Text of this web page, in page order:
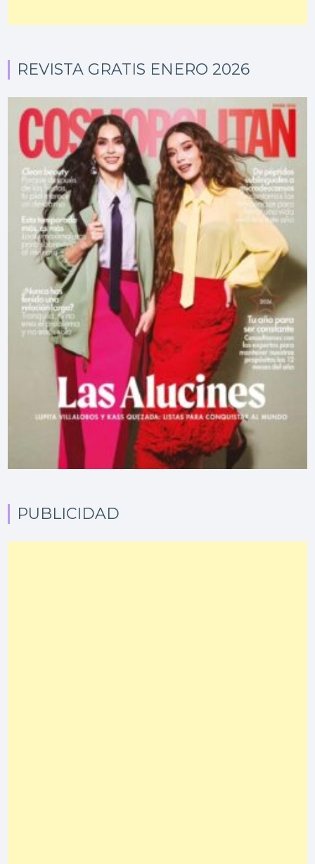
REVISTA GRATIS ENERO 2026
PUBLICIDAD